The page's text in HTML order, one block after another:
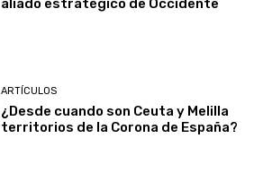
aliado estratégico de Occidente
ARTÍCULOS
¿Desde cuando son Ceuta y Melilla
territorios de la Corona de España?